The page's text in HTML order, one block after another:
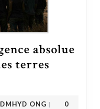
absolue
terres
ONG |
0